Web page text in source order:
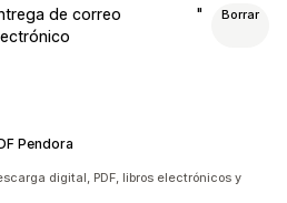
de correo
Borrar
Pendora
digital, PDF, libros electrónicos y